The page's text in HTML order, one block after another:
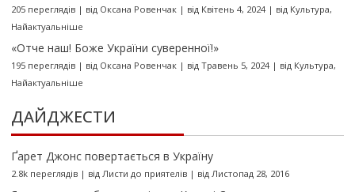
205 переглядів| від Оксана Ровенчак| від Квітень 4, 2024| від Культура,
Найактуальніше
«Отче наш! Боже України суверенної!»
195 переглядів| від Оксана Ровенчак| від Травень 5, 2024| від Культура,
Найактуальніше
ДАЙДЖЕСТИ
Ґарет Джонс повертається в Україну
2.8k переглядів| від Листи до приятелів| від Листопад 28, 2016